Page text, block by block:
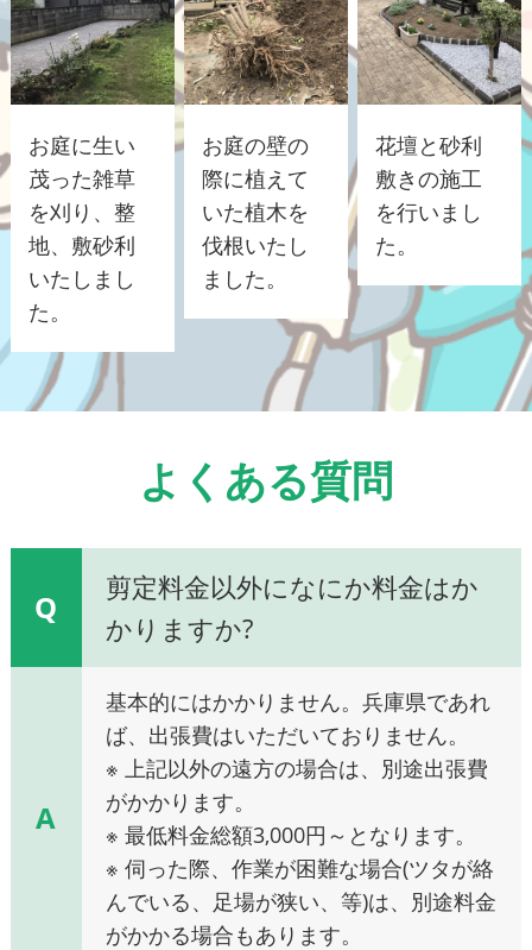
お庭に生い
茂った雑草
を刈り、整
地、敷砂利
いたしまし
た。
お庭の壁の
際に植えて
いた植木を
伐根いたし
ました。
花壇と砂利
敷きの施工
を行いまし
た。
よくある質問
Q
剪定料金以外になにか料金はか
かりますか?
A
基本的にはかかりません。兵庫県であれ
ば、出張費はいただいておりません。
※ 上記以外の遠方の場合は、別途出張費
がかかります。
※ 最低料金総額3,000円～となります。
※ 伺った際、作業が困難な場合(ツタが絡
んでいる、足場が狭い、等)は、別途料金
がかかる場合もあります。